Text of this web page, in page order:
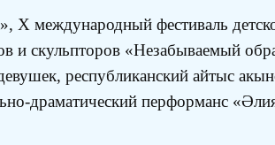
международный фестиваль
и скульпторов «Незабываемый
республиканский айтыс
драматический перформанс